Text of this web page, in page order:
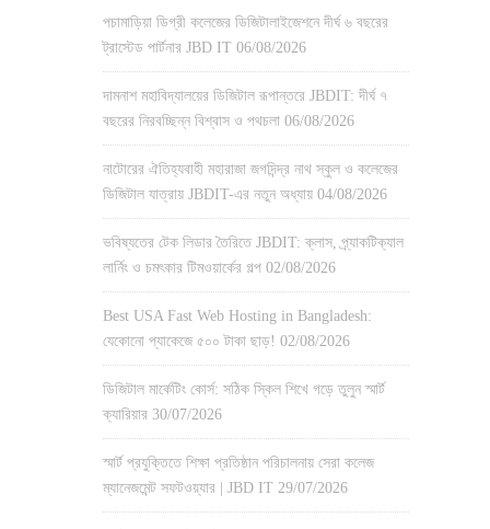
পচামাড়িয়া ডিগ্রী কলেজের ডিজিটালাইজেশনে দীর্ঘ ৬ বছরের
ট্রাস্টেড পার্টনার JBD IT 06/08/2026
দামনাশ মহাবিদ্যালয়ের ডিজিটাল রূপান্তরে JBDIT: দীর্ঘ ৭
বছরের নিরবচ্ছিন্ন বিশ্বাস ও পথচলা 06/08/2026
নাটোরের ঐতিহ্যবাহী মহারাজা জগদিন্দ্র নাথ স্কুল ও কলেজের
ডিজিটাল যাত্রায় JBDIT-এর নতুন অধ্যায় 04/08/2026
ভবিষ্যতের টেক লিডার তৈরিতে JBDIT: ক্লাস, প্র্যাকটিক্যাল
লার্নিং ও চমৎকার টিমওয়ার্কের গল্প 02/08/2026
Best USA Fast Web Hosting in Bangladesh:
যেকোনো প্যাকেজে ৫০০ টাকা ছাড়! 02/08/2026
ডিজিটাল মার্কেটিং কোর্স: সঠিক স্কিল শিখে গড়ে তুলুন স্মার্ট
ক্যারিয়ার 30/07/2026
স্মার্ট প্রযুক্তিতে শিক্ষা প্রতিষ্ঠান পরিচালনায় সেরা কলেজ
ম্যানেজমেন্ট সফটওয়্যার | JBD IT 29/07/2026